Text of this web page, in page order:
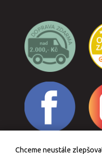
Chceme neustále